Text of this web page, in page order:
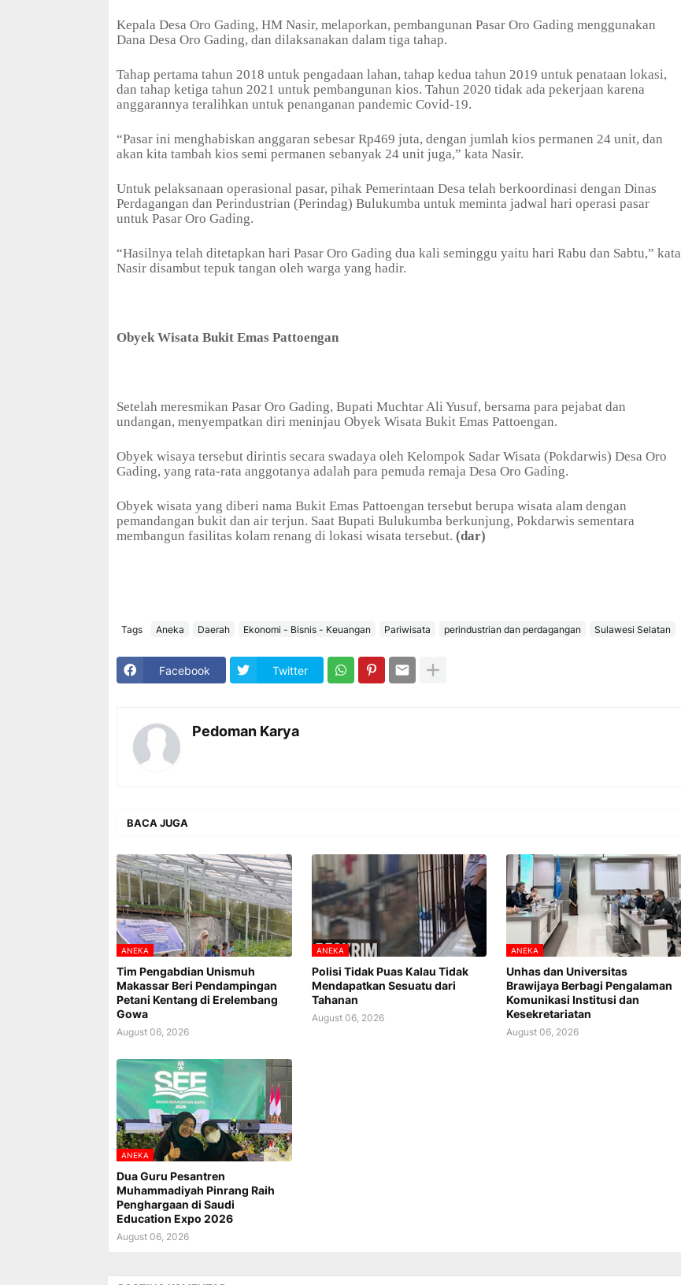
Kepala Desa Oro Gading, HM Nasir, melaporkan, pembangunan Pasar Oro Gading menggunakan
Dana Desa Oro Gading, dan dilaksanakan dalam tiga tahap.
Tahap pertama tahun 2018 untuk pengadaan lahan, tahap kedua tahun 2019 untuk penataan lokasi,
dan tahap ketiga tahun 2021 untuk pembangunan kios. Tahun 2020 tidak ada pekerjaan karena
anggarannya teralihkan untuk penanganan pandemic Covid-19.
“Pasar ini menghabiskan anggaran sebesar Rp469 juta, dengan jumlah kios permanen 24 unit, dan
akan kita tambah kios semi permanen sebanyak 24 unit juga,” kata Nasir.
Untuk pelaksanaan operasional pasar, pihak Pemerintaan Desa telah berkoordinasi dengan Dinas
Perdagangan dan Perindustrian (Perindag) Bulukumba untuk meminta jadwal hari operasi pasar
untuk Pasar Oro Gading.
“Hasilnya telah ditetapkan hari Pasar Oro Gading dua kali seminggu yaitu hari Rabu dan Sabtu,” kata
Nasir disambut tepuk tangan oleh warga yang hadir.
Obyek Wisata Bukit Emas Pattoengan
Setelah meresmikan Pasar Oro Gading, Bupati Muchtar Ali Yusuf, bersama para pejabat dan
undangan, menyempatkan diri meninjau Obyek Wisata Bukit Emas Pattoengan.
Obyek wisaya tersebut dirintis secara swadaya oleh Kelompok Sadar Wisata (Pokdarwis) Desa Oro
Gading, yang rata-rata anggotanya adalah para pemuda remaja Desa Oro Gading.
Obyek wisata yang diberi nama Bukit Emas Pattoengan tersebut berupa wisata alam dengan
pemandangan bukit dan air terjun. Saat Bupati Bulukumba berkunjung, Pokdarwis sementara
membangun fasilitas kolam renang di lokasi wisata tersebut. (dar)
Tags Aneka Daerah Ekonomi - Bisnis - Keuangan Pariwisata perindustrian dan perdagangan Sulawesi Selatan
Facebook Twitter
Pedoman Karya
BACA JUGA
ANEKA
Tim Pengabdian Unismuh
Makassar Beri Pendampingan
Petani Kentang di Erelembang
Gowa
August 06, 2026
ANEKA
Polisi Tidak Puas Kalau Tidak
Mendapatkan Sesuatu dari
Tahanan
August 06, 2026
ANEKA
Unhas dan Universitas
Brawijaya Berbagi Pengalaman
Komunikasi Institusi dan
Kesekretariatan
August 06, 2026
ANEKA
Dua Guru Pesantren
Muhammadiyah Pinrang Raih
Penghargaan di Saudi
Education Expo 2026
August 06, 2026